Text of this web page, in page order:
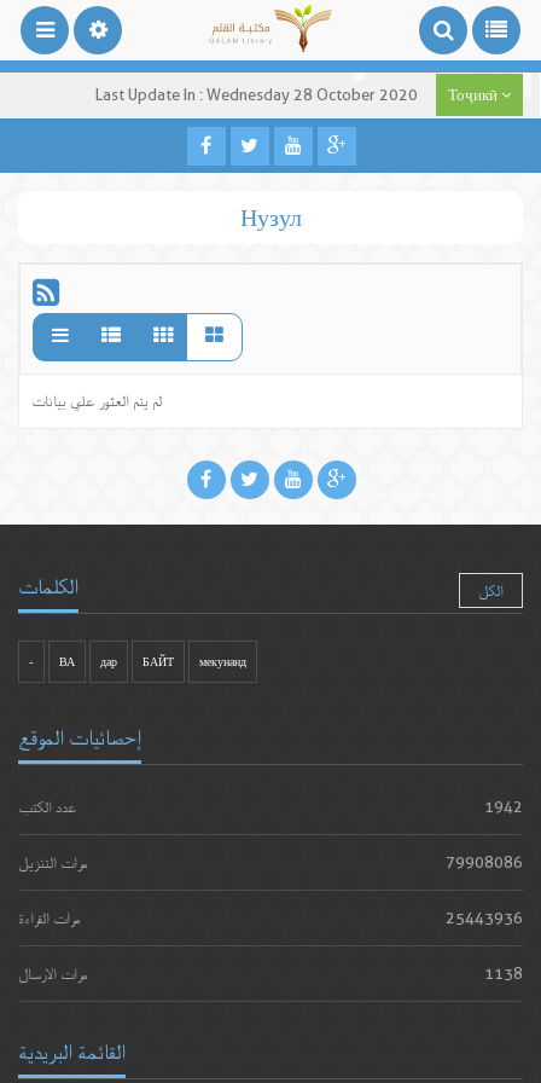
Last Update In : Wednesday 28 October 2020 Тоҷикӣ
Нузул
لم يتم العثور علي بيانات
الكلمات الكل
- ВА дар БАЙТ мекунанд
إحصائيات الموقع
عدد الكتب 1942
مرات التنزيل 79908086
مرات القراءة 25443936
مرات الارسال 1138
القائمة البريدية